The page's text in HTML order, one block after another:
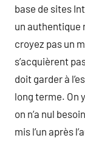
base de sites
un authentique
croyez pas un
s’acquièrent
doit garder à
long terme. On
on n’a nul
mis l’un après